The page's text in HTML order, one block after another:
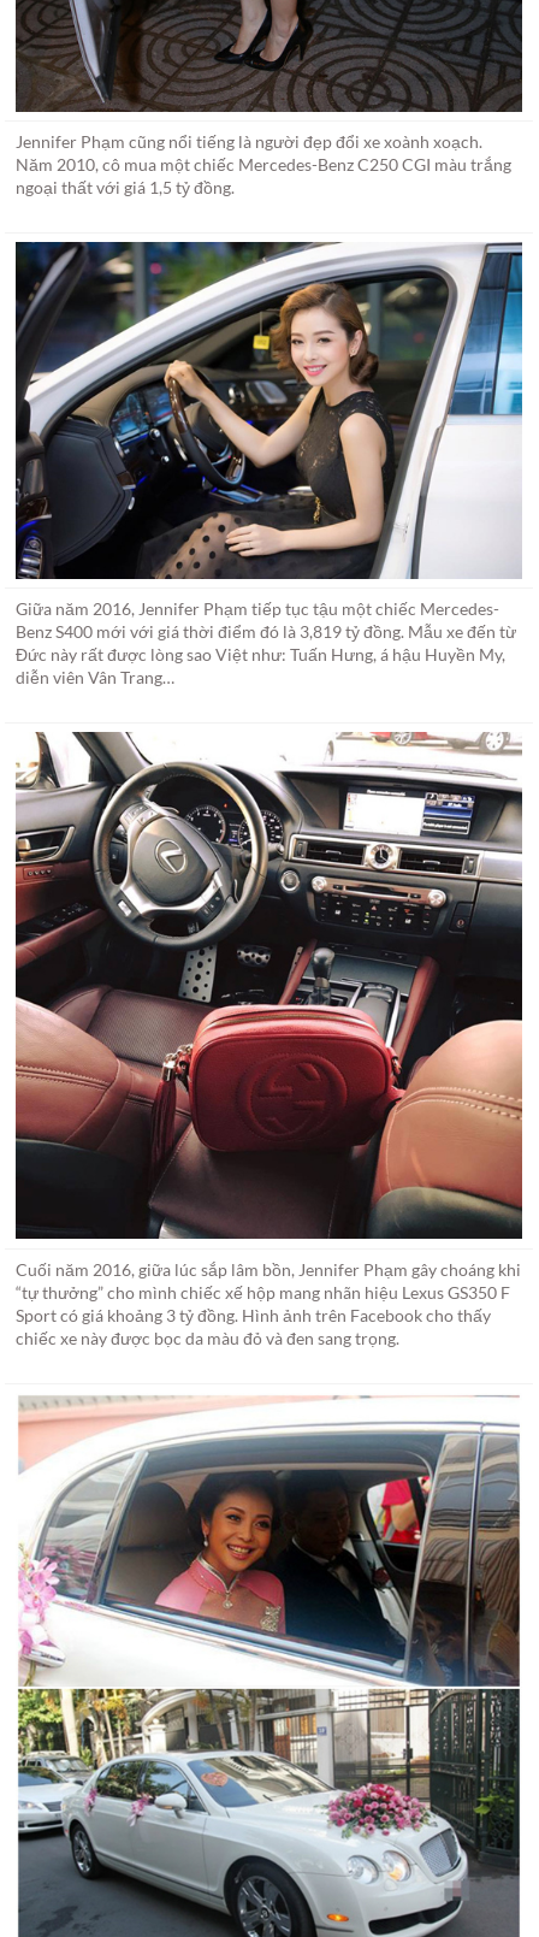
Jennifer Phạm cũng nổi tiếng là người đẹp đổi xe xoành xoạch.
Năm 2010, cô mua một chiếc Mercedes-Benz C250 CGI màu trắng
ngoại thất với giá 1,5 tỷ đồng.
Giữa năm 2016, Jennifer Phạm tiếp tục tậu một chiếc Mercedes-
Benz S400 mới với giá thời điểm đó là 3,819 tỷ đồng. Mẫu xe đến từ
Đức này rất được lòng sao Việt như: Tuấn Hưng, á hậu Huyền My,
diễn viên Vân Trang…
Cuối năm 2016, giữa lúc sắp lâm bồn, Jennifer Phạm gây choáng khi
“tự thưởng” cho mình chiếc xế hộp mang nhãn hiệu Lexus GS350 F
Sport có giá khoảng 3 tỷ đồng. Hình ảnh trên Facebook cho thấy
chiếc xe này được bọc da màu đỏ và đen sang trọng.